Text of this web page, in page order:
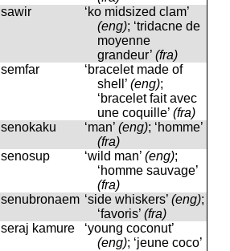
sawir
‘ko midsized clam’
(eng); ‘tridacne de
moyenne
grandeur’ (fra)
semfar
‘bracelet made of
shell’ (eng);
‘bracelet fait avec
une coquille’ (fra)
senokaku ‘man’ (eng); ‘homme’
(fra)
senosup ‘wild man’ (eng);
‘homme sauvage’
(fra)
senubronaem ‘side whiskers’ (eng);
‘favoris’ (fra)
seraj kamure
‘young coconut’
(eng); ‘jeune coco’